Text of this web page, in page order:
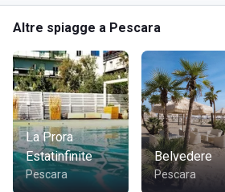
DOVE SI TROVA LIDO STELLA
Lido Stella D'Oro è situato lungo la
precisamente in Viale Primo Vere, 69,
Pescara. Questa struttura balneare è
contesto naturale affascinante, dove
adriatico si fonde con la comodità
COME RAGGIUNGERE LIDO STELLA
Altre spiagge a Pescara
La Prora
Estatinfinite
Pescara
Belvedere
Pescara